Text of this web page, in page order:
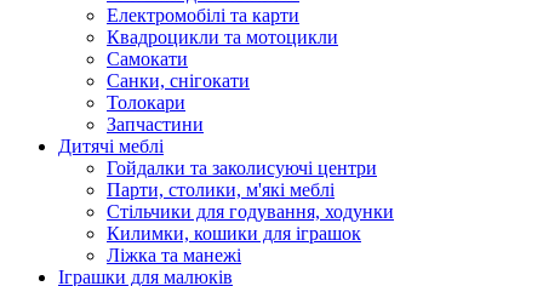
Електромобілі та карти
Квадроцикли та мотоцикли
Самокати
Санки, снігокати
Толокари
Запчастини
Дитячі меблі
Гойдалки та заколисуючі центри
Парти, столики, м'які меблі
Стільчики для годування, ходунки
Килимки, кошики для іграшок
Ліжка та манежі
Іграшки для малюків